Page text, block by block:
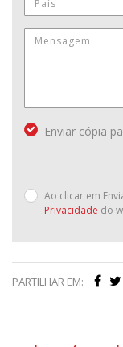
Enviar cópia
Ao clicar em
Privacidade do
PARTILHAR EM: